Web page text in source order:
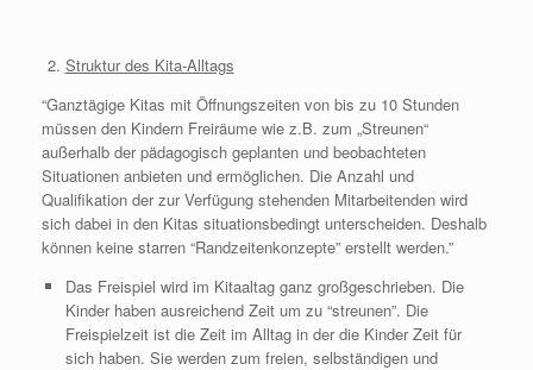
Struktur des Kita-Alltags
“Ganztägige Kitas mit Öffnungszeiten von bis zu 10 Stunden
müssen den Kindern Freiräume wie z.B. zum „Streunen“
außerhalb der pädagogisch geplanten und beobachteten
Situationen anbieten und ermöglichen. Die Anzahl und
Qualifikation der zur Verfügung stehenden Mitarbeitenden wird
sich dabei in den Kitas situationsbedingt unterscheiden. Deshalb
können keine starren “Randzeitenkonzepte” erstellt werden.”
Das Freispiel wird im Kitaaltag ganz großgeschrieben. Die
Kinder haben ausreichend Zeit um zu “streunen”. Die
Freispielzeit ist die Zeit im Alltag in der die Kinder Zeit für
sich haben. Sie werden zum freien, selbständigen und